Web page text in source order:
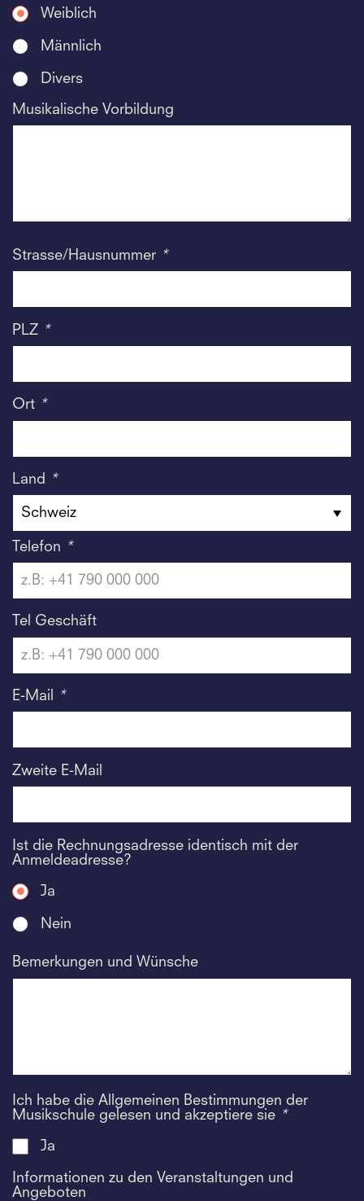
Weiblich
Männlich
Divers
Musikalische Vorbildung
Strasse/Hausnummer *
PLZ *
Ort *
Land *
Telefon *
Tel Geschäft
E-Mail *
Zweite E-Mail
Ist die Rechnungsadresse identisch mit der
Anmeldeadresse?
Ja
Nein
Bemerkungen und Wünsche
Ich habe die Allgemeinen Bestimmungen der
Musikschule gelesen und akzeptiere sie *
Ja
Informationen zu den Veranstaltungen und
Angeboten